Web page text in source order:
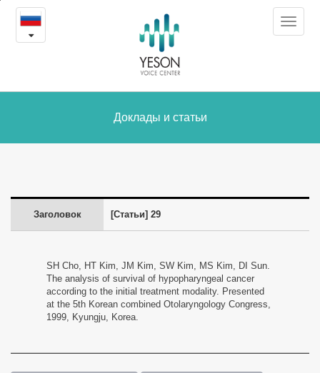
29
и
Toggle
Доклады и статьи
Заголовок [Статьи] 29
SH Cho, HT Kim, JM Kim, SW Kim, MS Kim, DI Sun.
The analysis of survival of hypopharyngeal cancer
according to the initial treatment modality. Presented
at the 5th Korean combined Otolaryngology Congress,
1999, Kyungju, Korea.